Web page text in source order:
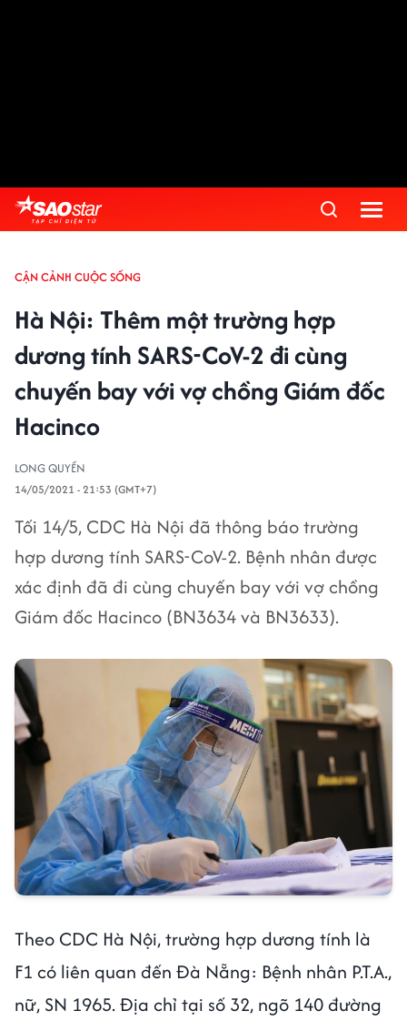
CẬN CẢNH CUỘC SỐNG
Hà Nội: Thêm một trường hợp
dương tính SARS-CoV-2 đi cùng
chuyến bay với vợ chồng Giám đốc
Hacinco
LONG QUYỀN
14/05/2021 - 21:53 (GMT+7)
Tối 14/5, CDC Hà Nội đã thông báo trường
hợp dương tính SARS-CoV-2. Bệnh nhân được
xác định đã đi cùng chuyến bay với vợ chồng
Giám đốc Hacinco (BN3634 và BN3633).
Theo CDC Hà Nội, trường hợp dương tính là
F1 có liên quan đến Đà Nẵng: Bệnh nhân P.T.A.,
nữ, SN 1965. Địa chỉ tại số 32, ngõ 140 đường